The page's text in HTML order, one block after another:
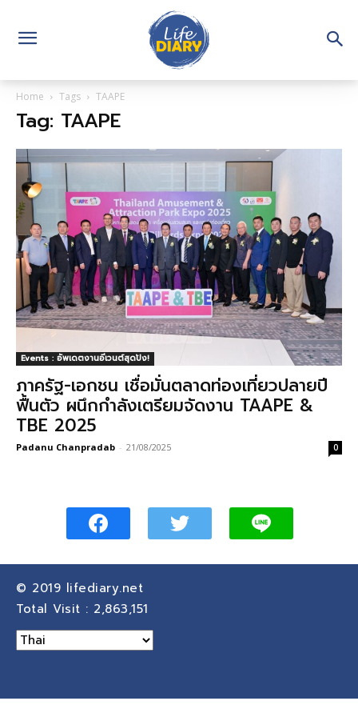
Home Tags TAAPE
Tag: TAAPE
Events : อัพเดตงานอีเวนต์สุดปัง!
ภาครัฐ-เอกชน เชื่อมั่นตลาดท่องเที่ยวปลายปี
ฟื้นตัว ผนึกกำลังเตรียมจัดงาน TAAPE &
TBE 2025
Padanu Chanpradab - 21/08/2025 0
© 2019 lifediary.net
Total Visit : 2,863,151